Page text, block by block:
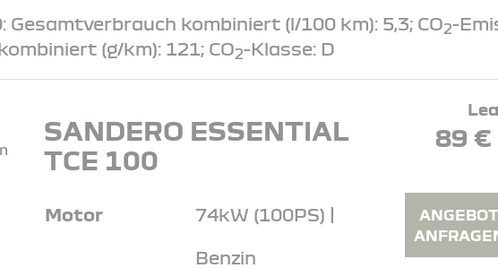
Gesamtverbrauch kombiniert (l/100 km): 5,3; CO2-
(g/km): 121; CO2-Klasse: D
SANDERO ESSENTIAL
TCE 100
89 €
Motor 74kW (100PS) |
Benzin
ANGEBOT